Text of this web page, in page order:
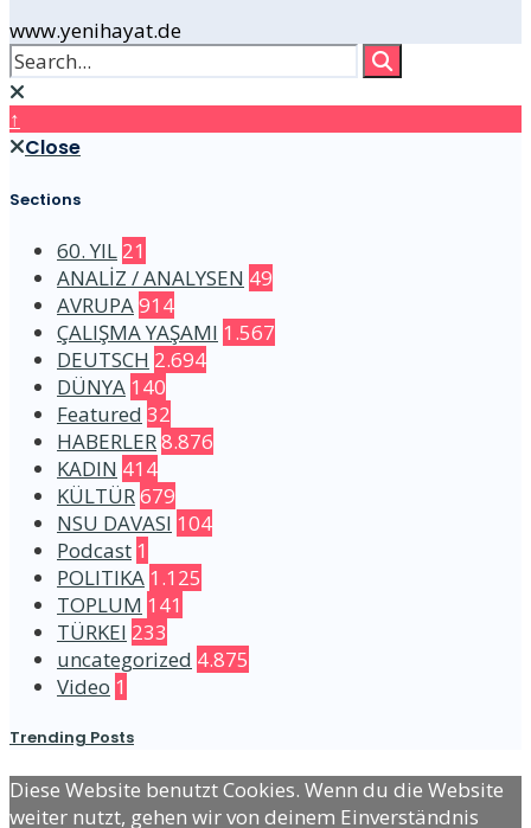
www.yenihayat.de
↑
Close
Sections
60. YIL 21
ANALİZ / ANALYSEN 49
AVRUPA914
ÇALIŞMA YAŞAMI 1.567
DEUTSCH 2.694
DÜNYA 140
Featured 32
HABERLER8.876
KADIN 414
KÜLTÜR679
NSU DAVASI 104
Podcast 1
POLITIKA 1.125
TOPLUM 141
TÜRKEI 233
uncategorized 4.875
Video 1
Trending Posts
Diese Website benutzt Cookies. Wenn du die Website
weiter nutzt, gehen wir von deinem Einverständnis